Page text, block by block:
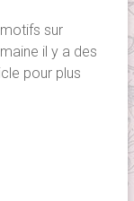
sur
il y a des
pour plus